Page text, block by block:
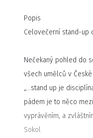
Popis
Celovečerní stand-up
Nečekaný pohled do
všech umělců v
„…stand up je
pádem je to něco
vyprávěním, a
Sokol